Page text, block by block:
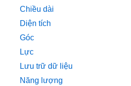
Chiều dài
Diện tích
Góc
Lực
Lưu trữ dữ liệu
Năng lượng